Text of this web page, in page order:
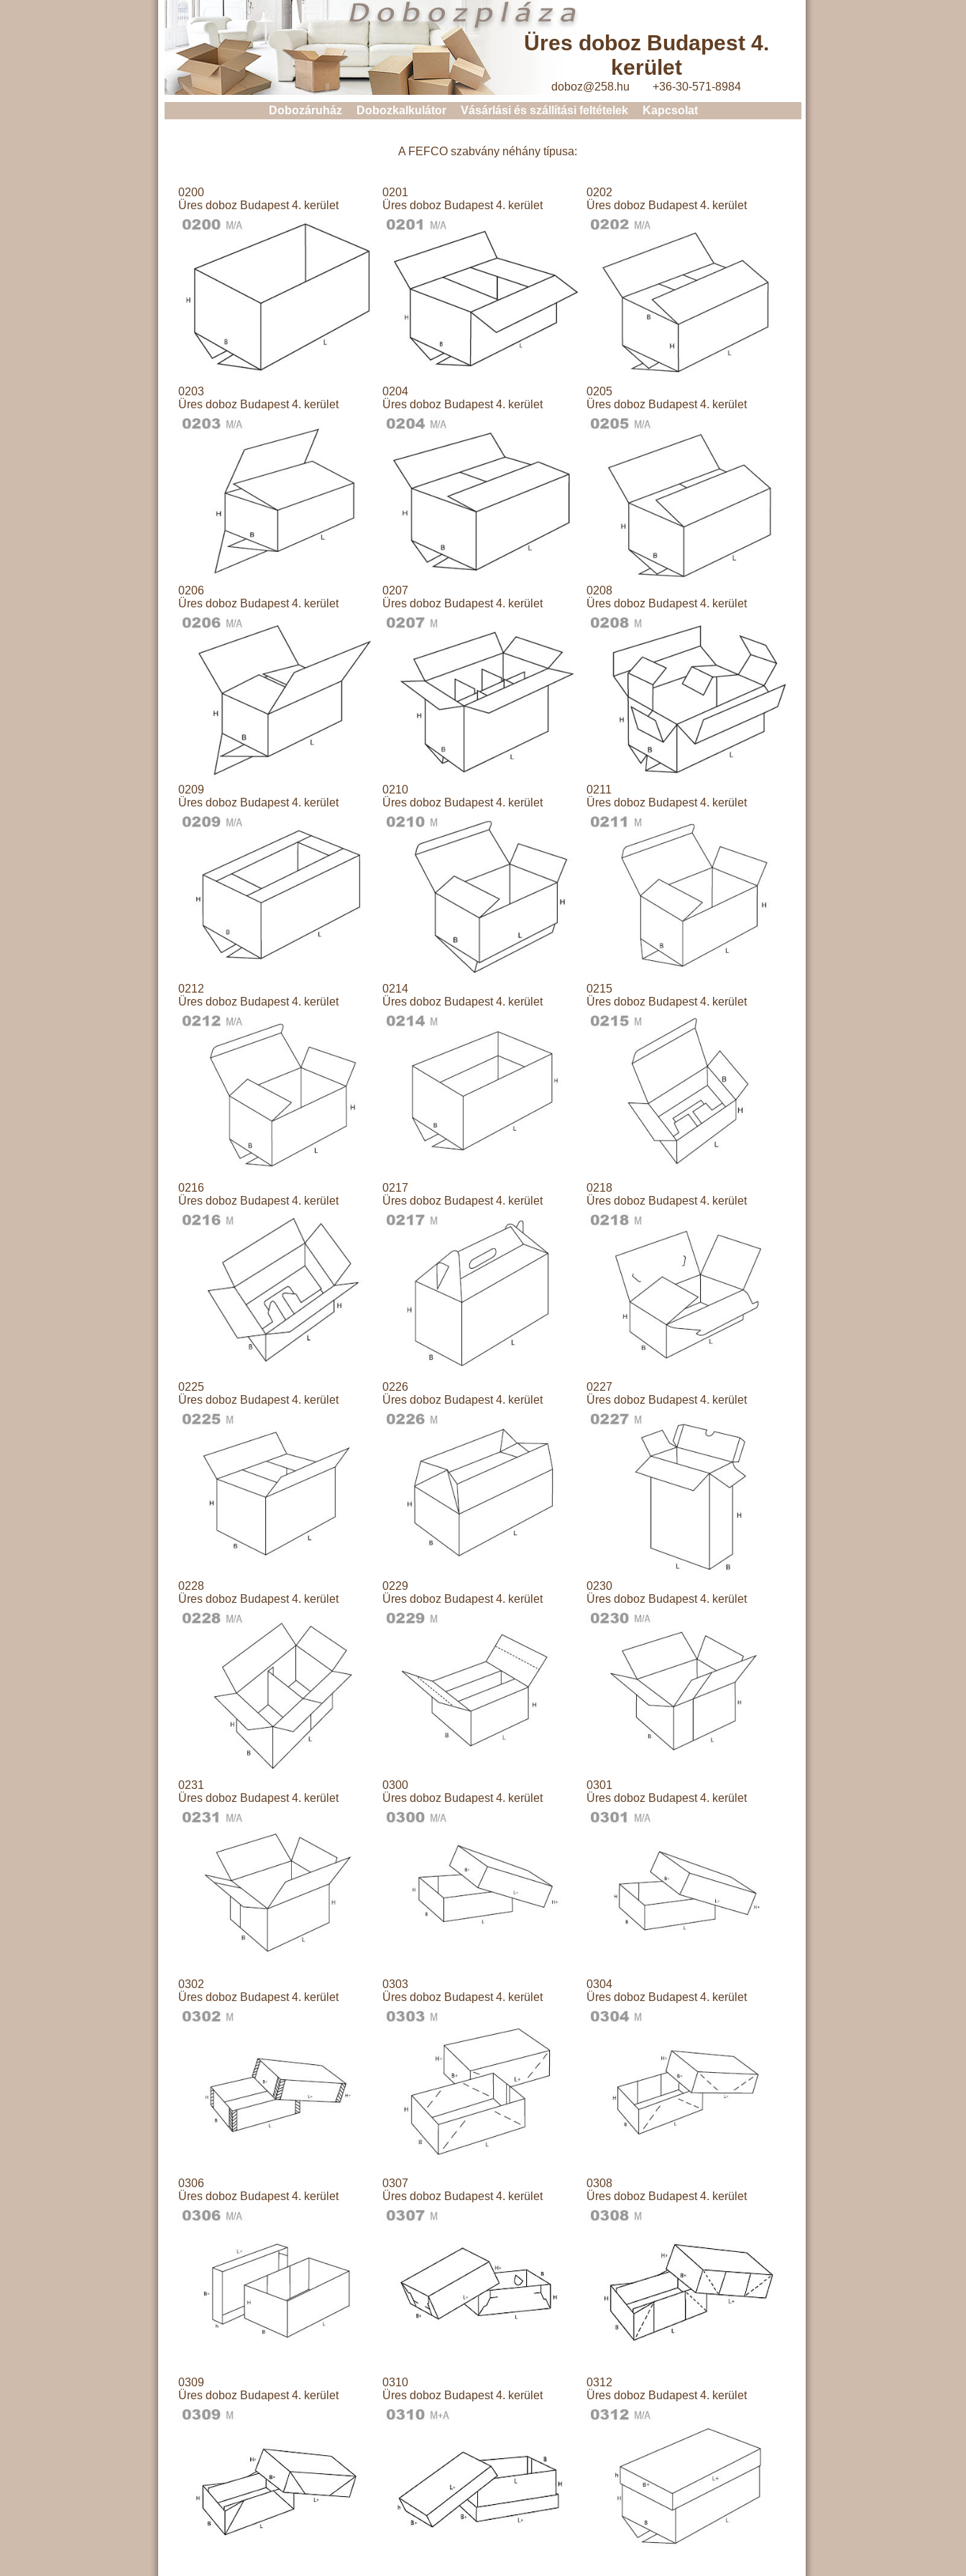
Üres doboz Budapest 4.
kerület
doboz@258.hu +36-30-571-8984
Dobozáruház
Dobozkalkulátor Vásárlási és szállítási feltételek Kapcsolat
A FEFCO szabvány néhány típusa:
0200
Üres doboz Budapest 4. kerület
0201
Üres doboz Budapest 4. kerület
0202
Üres doboz Budapest 4. kerület
0203
Üres doboz Budapest 4. kerület
0204
Üres doboz Budapest 4. kerület
0205
Üres doboz Budapest 4. kerület
0206
Üres doboz Budapest 4. kerület
0207
Üres doboz Budapest 4. kerület
0208
Üres doboz Budapest 4. kerület
0209
Üres doboz Budapest 4. kerület
0210
Üres doboz Budapest 4. kerület
0211
Üres doboz Budapest 4. kerület
0212
Üres doboz Budapest 4. kerület
0214
Üres doboz Budapest 4. kerület
0215
Üres doboz Budapest 4. kerület
0216
Üres doboz Budapest 4. kerület
0217
Üres doboz Budapest 4. kerület
0218
Üres doboz Budapest 4. kerület
0225
Üres doboz Budapest 4. kerület
0226
Üres doboz Budapest 4. kerület
0227
Üres doboz Budapest 4. kerület
0228
Üres doboz Budapest 4. kerület
0229
Üres doboz Budapest 4. kerület
0230
Üres doboz Budapest 4. kerület
0231
Üres doboz Budapest 4. kerület
0300
Üres doboz Budapest 4. kerület
0301
Üres doboz Budapest 4. kerület
0302
Üres doboz Budapest 4. kerület
0303
Üres doboz Budapest 4. kerület
0304
Üres doboz Budapest 4. kerület
0306
Üres doboz Budapest 4. kerület
0307
Üres doboz Budapest 4. kerület
0308
Üres doboz Budapest 4. kerület
0309
Üres doboz Budapest 4. kerület
0310
Üres doboz Budapest 4. kerület
0312
Üres doboz Budapest 4. kerület